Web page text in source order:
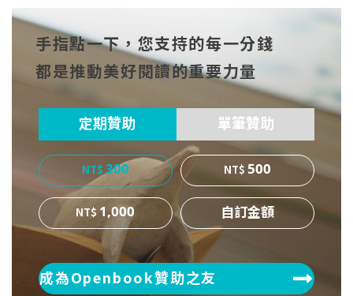
cebo
ok
witt
er
博
手指點一下，您支持的每一分錢
都是推動美好閱讀的重要力量
定期贊助 單筆贊助
300
500
1,000
成為Openbook贊助之友